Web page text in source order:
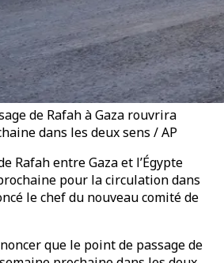
de Rafah à Gaza rouvrira
dans les deux sens / AP
Rafah entre Gaza et l’Égypte
pour la circulation dans
le chef du nouveau comité de
que le point de passage de